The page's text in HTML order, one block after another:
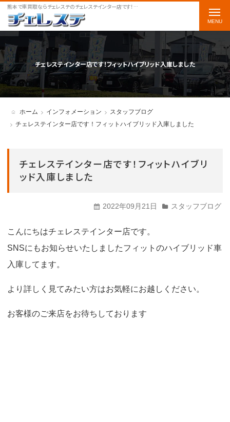
熊本で車買取ならチェレステのチェレステインター店です！フィットハイブリッド入庫しましたをご案内します
チェレステインター店です！フィットハイブリッド入庫しました
ホーム インフォメーション
スタッフブログ
チェレステインター店です！フィットハイブリッド入庫しました
チェレステインター店です！フィットハイブリ
ッド入庫しました
2022年09月21日 スタッフブログ
こんにちはチェレステインター店です。
SNSにもお知らせいたしましたフィットのハイブリッド車
入庫してます。
より詳しく見てみたい方はお気軽にお越しください。
お客様のご来店をお待ちしております
t
o
g
g
l
e
t